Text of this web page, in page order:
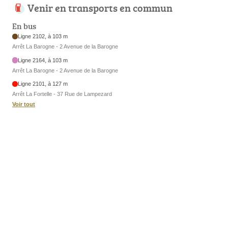
Venir en transports en commun
En bus
Ligne 2102, à 103 m
Arrêt La Barogne - 2 Avenue de la Barogne
Ligne 2164, à 103 m
Arrêt La Barogne - 2 Avenue de la Barogne
Ligne 2101, à 127 m
Arrêt La Fortelle - 37 Rue de Lampezard
Voir tout